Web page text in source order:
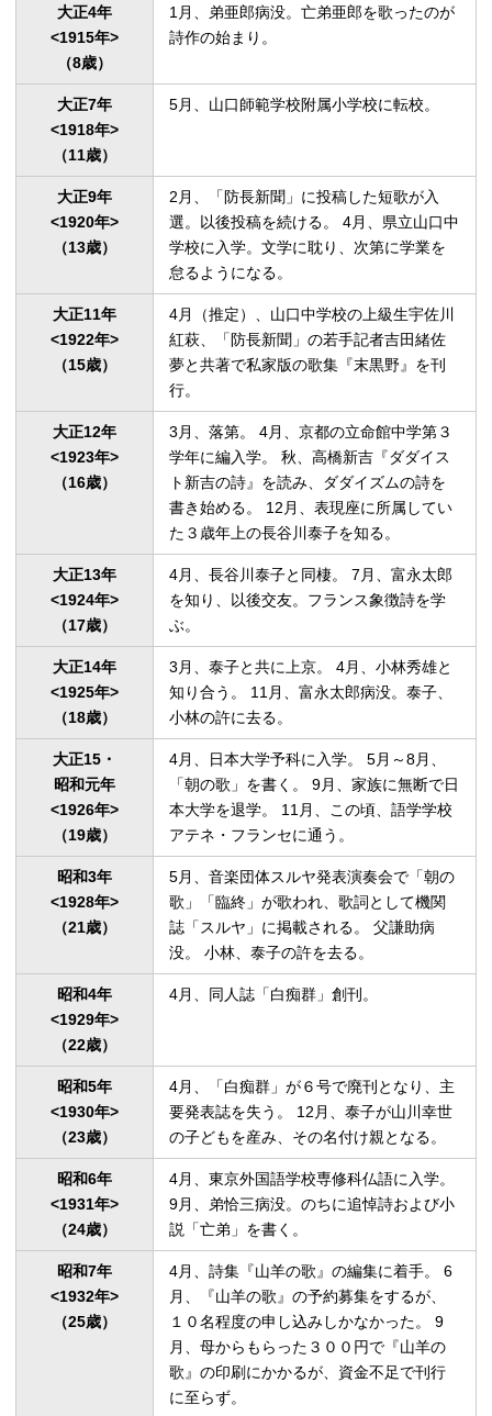
大正4年
<1915年>
（8歳）
1月、弟亜郎病没。亡弟亜郎を歌ったのが
詩作の始まり。
大正7年
<1918年>
（11歳）
5月、山口師範学校附属小学校に転校。
大正9年
<1920年>
（13歳）
2月、「防長新聞」に投稿した短歌が入
選。以後投稿を続ける。 4月、県立山口中
学校に入学。文学に耽り、次第に学業を
怠るようになる。
大正11年
<1922年>
（15歳）
4月（推定）
、山口中学校の上級生宇佐川
紅萩、「防長新聞」の若手記者吉田緒佐
夢と共著で私家版の歌集『末黒野』を刊
行。
大正12年
<1923年>
（16歳）
3月、落第。 4月、京都の立命館中学第３
学年に編入学。 秋、高橋新吉『ダダイス
ト新吉の詩』を読み、ダダイズムの詩を
書き始める。 12月、表現座に所属してい
た３歳年上の長谷川泰子を知る。
大正13年
<1924年>
（17歳）
4月、長谷川泰子と同棲。 7月、富永太郎
を知り、以後交友。フランス象徴詩を学
ぶ。
大正14年
<1925年>
（18歳）
3月、泰子と共に上京。 4月、小林秀雄と
知り合う。 11月、富永太郎病没。泰子、
小林の許に去る。
大正15 ・
昭和元年
<1926年>
（19歳）
4月、日本大学予科に入学。 5月～8月、
「朝の歌」を書く。 9月、家族に無断で日
本大学を退学。 11月、この頃、語学学校
アテネ・フランセに通う。
昭和3年
<1928年>
（21歳）
5月、音楽団体スルヤ発表演奏会で「朝の
歌」「臨終」が歌われ、歌詞として機関
誌「スルヤ」に掲載される。 父謙助病
没。 小林、泰子の許を去る。
昭和4年
<1929年>
（22歳）
4月、同人誌「白痴群」創刊。
昭和5年
<1930年>
（23歳）
4月、「白痴群」が６号で廃刊となり、主
要発表誌を失う。 12月、泰子が山川幸世
の子どもを産み、その名付け親となる。
昭和6年
<1931年>
（24歳）
4月、東京外国語学校専修科仏語に入学。
9月、弟恰三病没。のちに追悼詩および小
説「亡弟」を書く。
昭和7年
<1932年>
（25歳）
4月、詩集『山羊の歌』の編集に着手。 6
月、『山羊の歌』の予約募集をするが、
１０名程度の申し込みしかなかった。 9
月、母からもらった３００円で『山羊の
歌』の印刷にかかるが、資金不足で刊行
に至らず。